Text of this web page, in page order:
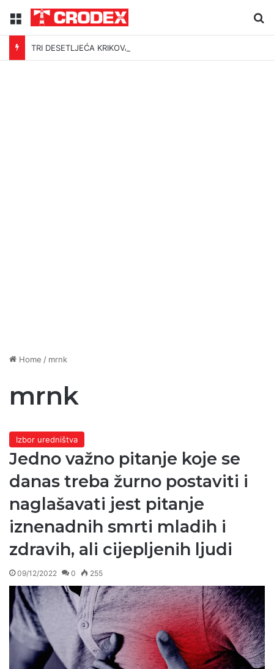
Menu
TRI DESETLJEĆA KRIKOVA OČAJNIKA
Home / mrnk
mrnk
Izbor uredništva
Jedno važno pitanje koje se
danas treba žurno postaviti i
naglašavati jest pitanje
iznenadnih smrti mladih i
zdravih, ali cijepljenih ljudi
09/12/2022 0 255